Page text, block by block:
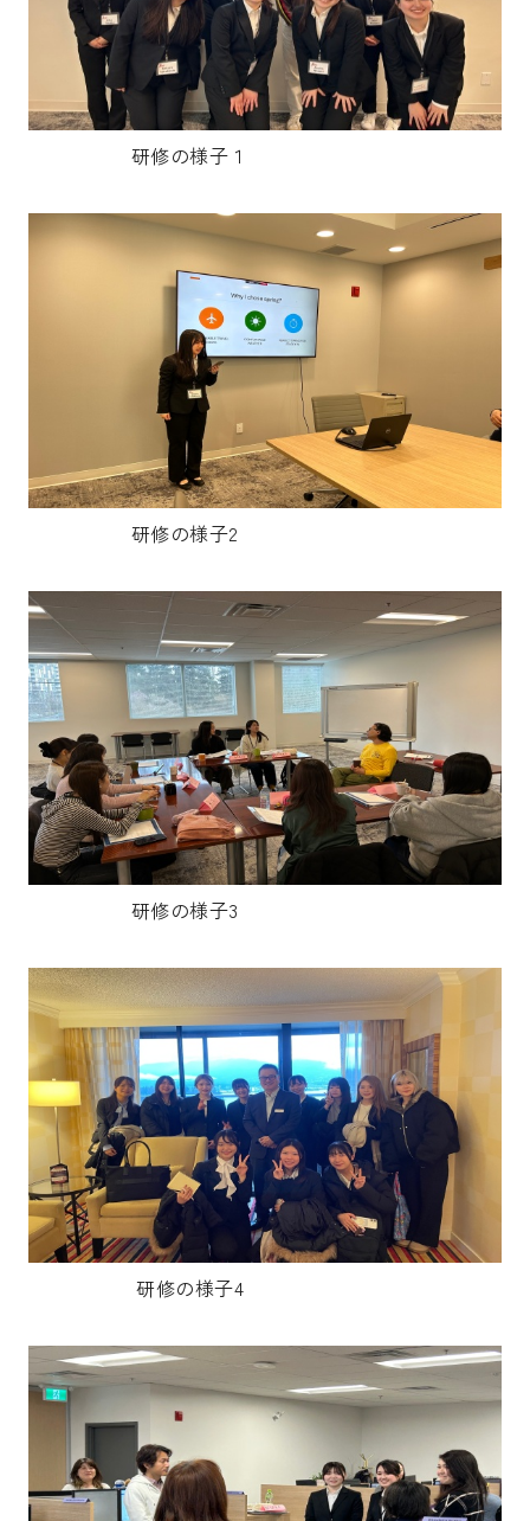
研修の様子１
研修の様子2
研修の様子3
研修の様子4